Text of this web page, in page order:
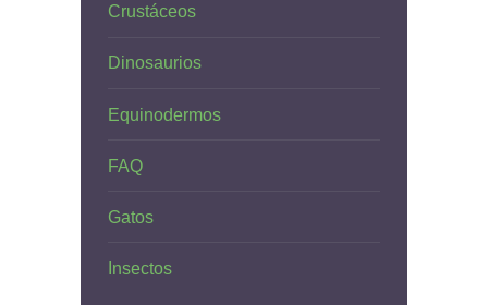
Crustáceos
Dinosaurios
Equinodermos
FAQ
Gatos
Insectos